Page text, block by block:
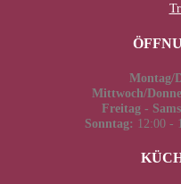
Montag/
Mittwoch/
Freitag -
Sonntag: 12:00 -